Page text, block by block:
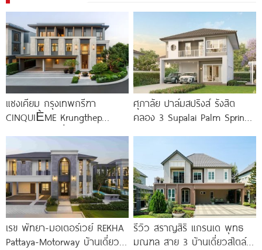
แซงเคียม กรุงเทพกรีฑา
CINQUIÈME Krungthep
ครอบครัว จาก
ศุภาลัย ปาล์มสปริงส์ รังสิต
คลอง 3 Supalai Palm Springs
เรข พัทยา-มอเตอร์เวย์ REKHA
Pattaya-Motorway บ้านเดี่ยว
รีวิว สราญสิริ แกรนเด พุทธ
มณฑล สาย 3 บ้านเดี่ยวสไตล์